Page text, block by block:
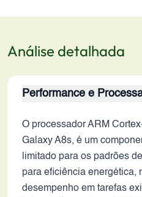
Análise detalhada
Performance e
O processador ARM
Galaxy A8s, é um
limitado para os padrões
para eficiência energética,
desempenho em tarefas